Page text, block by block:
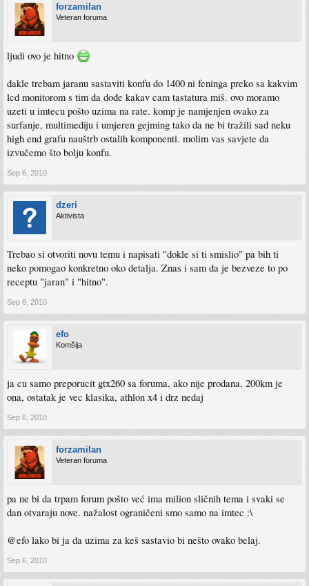
forzamilan
Veteran foruma
ljudi ovo je hitno
dakle trebam jaranu sastaviti konfu do 1400 ni feninga preko sa kakvim
lcd monitorom s tim da dođe kakav cam tastatura miš. ovo moramo
uzeti u imtecu pošto uzima na rate. komp je namjenjen ovako za
surfanje, multimediju i umjeren gejming tako da ne bi tražili sad neku
high end grafu nauštrb ostalih komponenti. molim vas savjete da
izvučemo što bolju konfu.
Sep 6, 2010
dzeri
Aktivista
Trebao si otvoriti novu temu i napisati "dokle si ti smislio" pa bih ti
neko pomogao konkretno oko detalja. Znas i sam da je bezveze to po
receptu "jaran" i "hitno".
Sep 6, 2010
efo
Komšija
ja cu samo preporucit gtx260 sa foruma, ako nije prodana, 200km je
ona, ostatak je vec klasika, athlon x4 i drz nedaj
Sep 6, 2010
forzamilan
Veteran foruma
pa ne bi da trpam forum pošto već ima milion sličnih tema i svaki se
dan otvaraju nove. nažalost ograničeni smo samo na imtec :\
@efo lako bi ja da uzima za keš sastavio bi nešto ovako belaj.
Sep 6, 2010